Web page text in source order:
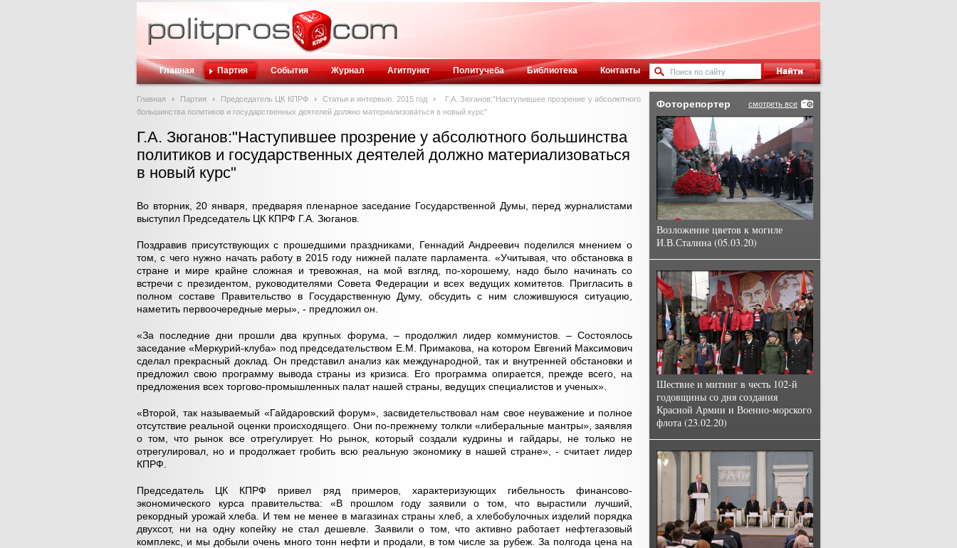
Главная Партия События Журнал Агитпункт Политучеба Библиотека Контакты
Главная Партия Председатель ЦК КПРФ Статьи и интервью. 2015 год
Г.А. Зюганов:"Наступившее прозрение у абсолютного
большинства политиков и государственных деятелей должно материализоваться в новый курс"
Г.А. Зюганов:"Наступившее прозрение у абсолютного большинства
политиков и государственных деятелей должно материализоваться
в новый курс"
Во вторник, 20 января, предваряя пленарное заседание Государственной Думы, перед журналистами
выступил Председатель ЦК КПРФ Г.А. Зюганов.
Поздравив присутствующих с прошедшими праздниками, Геннадий Андреевич поделился мнением о
том, с чего нужно начать работу в 2015 году нижней палате парламента. «Учитывая, что обстановка в
стране и мире крайне сложная и тревожная, на мой взгляд, по-хорошему, надо было начинать со
встречи с президентом, руководителями Совета Федерации и всех ведущих комитетов. Пригласить в
полном составе Правительство в Государственную Думу, обсудить с ним сложившуюся ситуацию,
наметить первоочередные меры», - предложил он.
«За последние дни прошли два крупных форума, – продолжил лидер коммунистов. – Состоялось
заседание «Меркурий-клуба» под председательством Е.М. Примакова, на котором Евгений Максимович
сделал прекрасный доклад. Он представил анализ как международной, так и внутренней обстановки и
предложил свою программу вывода страны из кризиса. Его программа опирается, прежде всего, на
предложения всех торгово-промышленных палат нашей страны, ведущих специалистов и ученых».
«Второй, так называемый «Гайдаровский форум», засвидетельствовал нам свое неуважение и полное
отсутствие реальной оценки происходящего. Они по-прежнему толкли «либеральные мантры», заявляя
о том, что рынок все отрегулирует. Но рынок, который создали кудрины и гайдары, не только не
отрегулировал, но и продолжает гробить всю реальную экономику в нашей стране», - считает лидер
КПРФ.
Председатель ЦК КПРФ привел ряд примеров, характеризующих гибельность финансово-
экономического курса правительства: «В прошлом году заявили о том, что вырастили лучший,
рекордный урожай хлеба. И тем не менее в магазинах страны хлеб, а хлебобулочных изделий порядка
двухсот, ни на одну копейку не стал дешевле. Заявили о том, что активно работает нефтегазовый
комплекс, и мы добыли очень много тонн нефти и продали, в том числе за рубеж. За полгода цена на
смотреть все
Фоторепортер
Возложение цветов к могиле
И.В.Сталина (05.03.20)
Шествие и митинг в честь 102-й
годовщины со дня создания
Красной Армии и Военно-морского
флота (23.02.20)